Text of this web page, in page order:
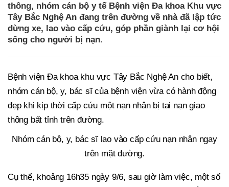
thông, nhóm cán bộ y tế Bệnh viện Đa khoa Khu vực
Tây Bắc Nghệ An đang trên đường về nhà đã lập tức
dừng xe, lao vào cấp cứu, góp phần giành lại cơ hội
sống cho người bị nạn.
Bệnh viện Đa khoa khu vực Tây Bắc Nghệ An cho biết,
nhóm cán bộ, y, bác sĩ của bệnh viện vừa có hành động
đẹp khi kịp thời cấp cứu một nạn nhân bị tai nạn giao
thông bất tỉnh trên đường.
Nhóm cán bộ, y, bác sĩ lao vào cấp cứu nạn nhân ngay
trên mặt đường.
Cụ thể, khoảng 16h35 ngày 9/6, sau giờ làm việc, một số